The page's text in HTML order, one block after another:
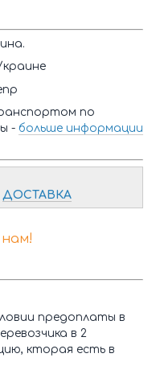
по
- больше информации
ДОСТАВКА
предоплаты в
в 2
кторая есть в